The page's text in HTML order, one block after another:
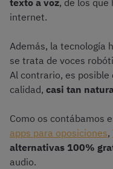
texto a voz, de los
internet.
Además, la tecnología
se trata de voces
Al contrario, es posible
calidad, casi tan
Como os contábamos
apps para oposiciones,
alternativas 100%
audio.